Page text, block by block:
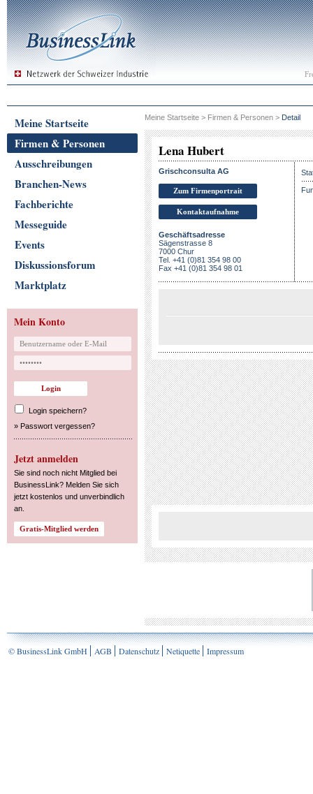
Meine Startseite
Firmen & Personen
Ausschreibungen
Branchen-News
Fachberichte
Messeguide
Events
Diskussionsforum
Marktplatz
Mein Konto
Login speichern?
» Passwort vergessen?
Jetzt anmelden
Sie sind noch nicht Mitglied bei
BusinessLink? Melden Sie sich
jetzt kostenlos und unverbindlich
an.
Meine Startseite > Firmen & Personen > Detail
Lena Hubert
Grischconsulta AG
Zum Firmenportrait
Kontaktaufnahme
Geschäftsadresse
Sägenstrasse 8
7000 Chur
Tel. +41 (0)81 354 98 00
Fax +41 (0)81 354 98 01
© BusinessLink GmbH AGB Datenschutz Netiquette Impressum